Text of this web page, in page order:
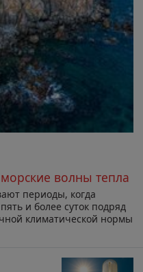
волны тепла
периоды, когда
и более суток подряд
климатической нормы